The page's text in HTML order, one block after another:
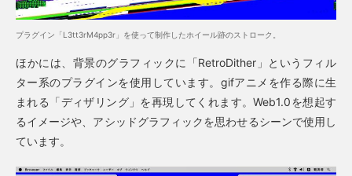
プラグイン「L3tt3rM4pp3r」を使って制作したホイール跡のストローク。
ほかには、背景のグラフィックに「RetroDither」というフィル
ター系のプラグインを使用しています。gifアニメを作る際に生
まれる「ディザリング」を再現してくれます。Web1.0を想起す
るイメージや、アシッドグラフィックを思わせるシーンで使用し
ています。